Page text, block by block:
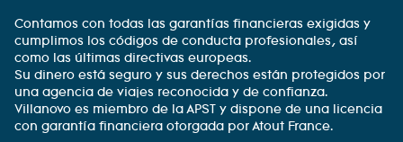
Contamos con todas las garantías financieras exigidas y
cumplimos los códigos de conducta profesionales, así
como las últimas directivas europeas.
Su dinero está seguro y sus derechos están protegidos por
una agencia de viajes reconocida y de confianza.
Villanovo es miembro de la APST y dispone de una licencia
con garantía financiera otorgada por Atout France.